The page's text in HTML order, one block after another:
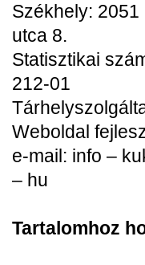
Székhely: 2051
utca 8.
Statisztikai
212-01
Weboldal
e-mail: info –
– hu
Tartalomhoz